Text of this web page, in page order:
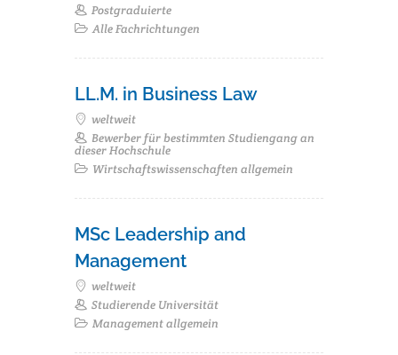
Postgraduierte
Alle Fachrichtungen
LL.M. in Business Law
weltweit
Bewerber für bestimmten Studiengang an
dieser Hochschule
Wirtschaftswissenschaften allgemein
MSc Leadership and
Management
weltweit
Studierende Universität
Management allgemein